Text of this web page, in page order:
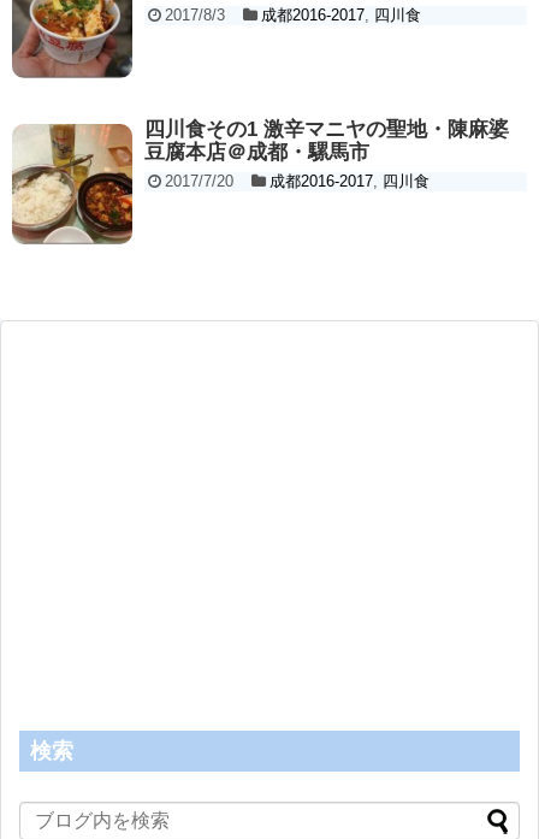
2017/8/3 成都2016-2017, 四川食
四川食その1 激辛マニヤの聖地・陳麻婆
豆腐本店＠成都・騾馬市
2017/7/20 成都2016-2017, 四川食
検索